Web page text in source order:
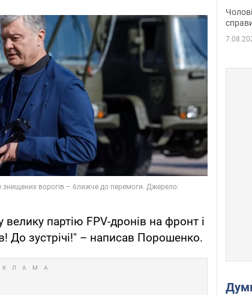
партію FPV-дронів на фронт і
До зустрічі!" – написав Порошенко.
Фото